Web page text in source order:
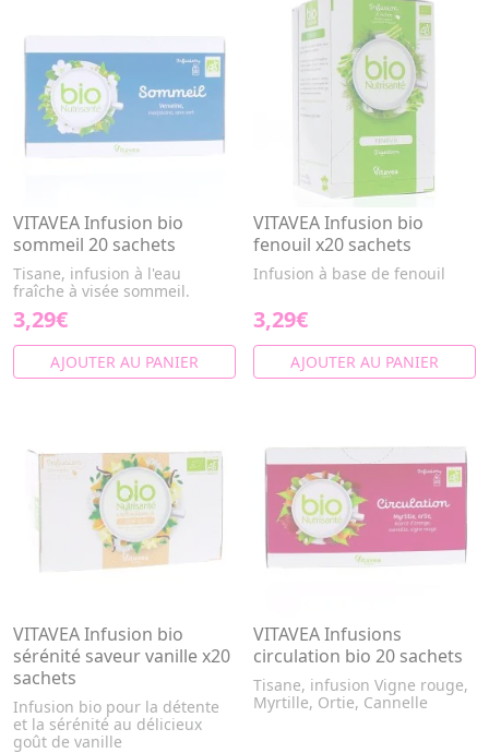
VITAVEA Infusion bio
sommeil 20 sachets
Tisane, infusion à l'eau
fraîche à visée sommeil.
3,29€
AJOUTER AU PANIER
VITAVEA Infusion bio
fenouil x20 sachets
Infusion à base de fenouil
3,29€
AJOUTER AU PANIER
VITAVEA Infusion bio
sérénité saveur vanille x20
sachets
Infusion bio pour la détente
et la sérénité au délicieux
goût de vanille
VITAVEA Infusions
circulation bio 20 sachets
Tisane, infusion Vigne rouge,
Myrtille, Ortie, Cannelle